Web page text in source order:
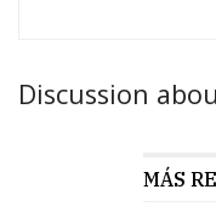
Discussion
MÁS